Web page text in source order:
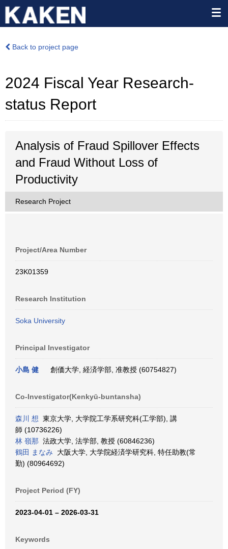
Back to project page
2024 Fiscal Year Research-
status Report
Analysis of Fraud Spillover Effects
and Fraud Without Loss of
Productivity
Research Project
Project/Area Number
23K01359
Research Institution
Soka University
Principal Investigator
小島 健 創価大学, 経済学部, 准教授 (60754827)
Co-Investigator(Kenkyū-buntansha)
森川 想 東京大学, 大学院工学系研究科(工学部), 講
師 (10736226)
林 嶺那 法政大学, 法学部, 教授 (60846236)
鶴田 まなみ 大阪大学, 大学院経済学研究科, 特任助教(常
勤) (80964692)
Project Period (FY)
2023-04-01 – 2026-03-31
Keywords